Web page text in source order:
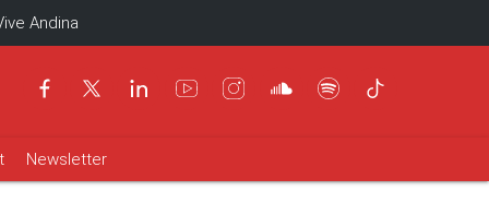
Andina
Newsletter